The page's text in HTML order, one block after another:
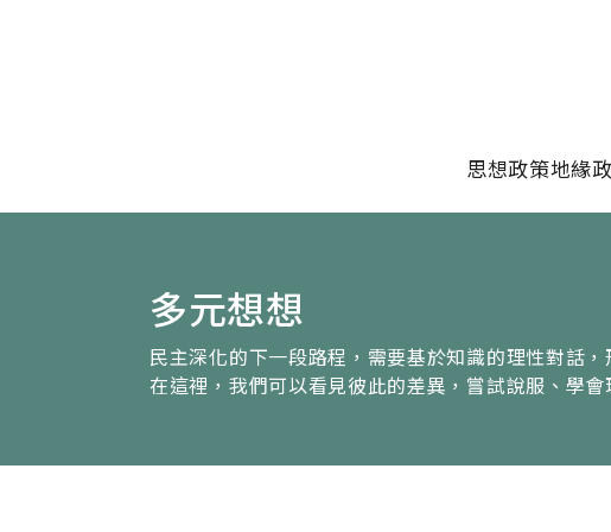
思想政策地緣
多元想想
民主深化的下一段路程，需要基於知識的理性對話
在這裡，我們可以看見彼此的差異，嘗試說服、學